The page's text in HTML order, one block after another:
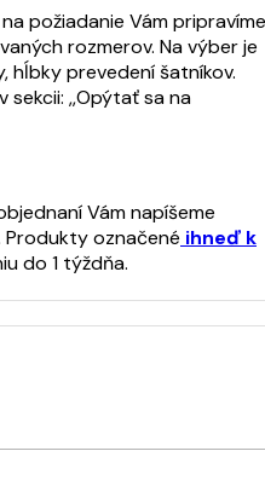
požiadanie Vám pripravíme
rozmerov. Na výber je
hĺbky prevedení šatníkov.
sekcii: ,,Opýtať sa na
Vám napíšeme
označené ihneď k
do 1 týždňa.